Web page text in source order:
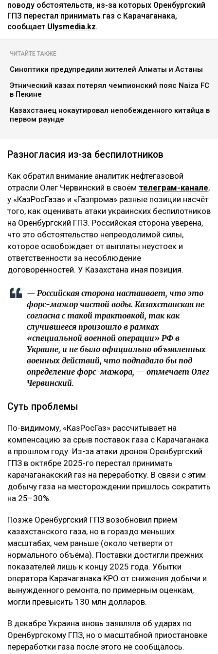
поводу обстоятельств, из-за которых Оренбургский
ГПЗ перестал принимать газ с Карачаганака,
сообщает Ulysmedia.kz.
ЧИТАЙТЕ ТАКЖЕ
Синоптики предупредили жителей Алматы и Астаны
Этнический казах потерял чемпионский пояс Naiza FC
в Пекине
Казахстанец нокаутировал непобежденного китайца в
первом раунде
Разногласия из-за беспилотников
Как обратил внимание аналитик нефтегазовой
отрасли Олег Червинский в своём телеграм-канале,
у «КазРосГаза» и «Газпрома» разные позиции насчёт
того, как оценивать атаки украинских беспилотников
на Оренбургский ГПЗ. Российская сторона уверена,
что это обстоятельство непреодолимой силы,
которое освобождает от выплаты неустоек и
ответственности за несоблюдение
договорённостей. У Казахстана иная позиция.
— Российская сторона настаивает, что это
форс-мажор чистой воды. Казахстанская не
согласна с такой трактовкой, так как
случившееся произошло в рамках
«специальной военной операции» РФ в
Украине, и не было официально объявленных
военных действий, что подпадало бы под
определение форс-мажора, — отмечает Олег
Червинский.
Суть проблемы
По-видимому, «КазРосГаз» рассчитывает на
компенсацию за срыв поставок газа с Карачаганака
в прошлом году. Из-за атаки дронов Оренбургский
ГПЗ в октябре 2025-го перестал принимать
карачаганакский газ на переработку. В связи с этим
добычу газа на месторождении пришлось сократить
на 25–30%.
Позже Оренбургский ГПЗ возобновил приём
казахстанского газа, но в гораздо меньших
масштабах, чем раньше (около четверти от
нормального объёма). Поставки достигли прежних
показателей лишь к концу 2025 года. Убытки
оператора Карачаганака KPO от снижения добычи и
вынужденного ремонта, по примерным оценкам,
могли превысить 130 млн долларов.
В декабре Украина вновь заявляла об ударах по
Оренбургскому ГПЗ, но о масштабной приостановке
переработки газа после этого не сообщалось.